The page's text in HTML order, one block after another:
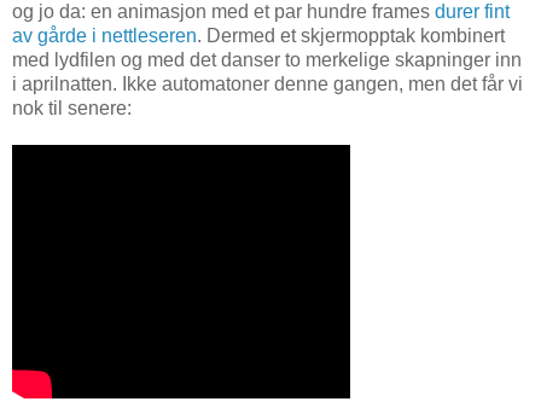
og jo da: en animasjon med et par hundre frames durer fint
av gårde i nettleseren. Dermed et skjermopptak kombinert
med lydfilen og med det danser to merkelige skapninger inn
i aprilnatten. Ikke automatoner denne gangen, men det får vi
nok til senere: